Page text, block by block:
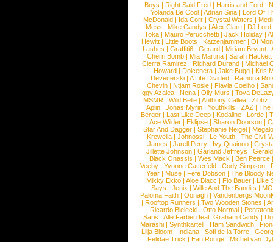
Boys | Right Said Fred | Harris and Ford |
Yolanda Be Cool |Adrian Sina |Lord Of
McDonald | Ida Corr |Crystal Waters |
Mess | Mike Candys | Alex Clare | DJ Lord
Toka | Mauro Perucchetti | Jack Holiday |
Hewitt |Little Boots |Katzenjammer |Of
Lashes |Graffiti6 |Gerard |Miriam Bryant |
Cherri Bomb | Mia Martina | Sarah Hackett
Cierra Ramirez | Richard Durand | Michael
Howard |Dolcenera |Jake Bugg |Kris
Devecerski |A Life Divided |Ramona
Chevin |Ntjam Rosie |Flavia Coelho |
Iggy Azalea | Nena | Olly Murs | Toya
MSMR |Wild Belle |Anthony Callea |Zibbz
Aplin | Jonas Myrin | Youthkills | ZAZ | The
Berger |Last Like Deep |Kodaline |Lorde |
|Ace Wilder |Eklipse |Sharon Doorson |
Star And Dagger | Stephanie Neigel |
Krewella | Johnossi | Le Youth | The Civil
James | Jarell Perry | Ivy Quainoo |
Jillette Johnson | Garland Jeffreys |
Black Onassis | Wes Mack | Ben Pearce
Veeby | Yvonne Catterfeld | Cody Simpson |
Year |Muse |Fefe Dobson |The Bloody
Mikky Ekko | Aloe Blacc | Flo Bauer | Like
Says | Jenix | Wille And The Bandits | MO
Paloma Faith |Oonagh |Vandenbergs
|Rooftop Runners |Two Wooden Stones |
| Ricardo Bielecki | Otto Normal |
Saris | Alle Farben feat. Graham Candy |
Marashi | Synthkartell | Ham Sandwich |
Lilja Bloom | Indiana | Sofi de la Torre |
Felidae Trick | Eau Rouge | Michel van